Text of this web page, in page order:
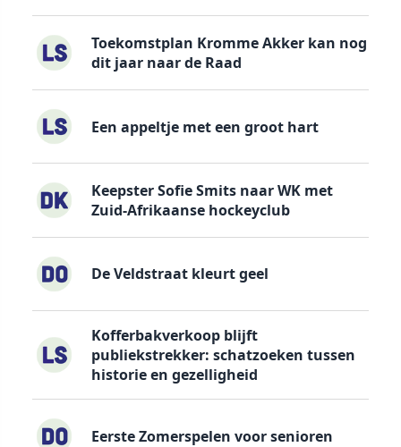
Toekomstplan Kromme Akker kan nog
dit jaar naar de Raad
Een appeltje met een groot hart
Keepster Sofie Smits naar WK met
Zuid-Afrikaanse hockeyclub
De Veldstraat kleurt geel
Kofferbakverkoop blijft
publiekstrekker: schatzoeken tussen
historie en gezelligheid
Eerste Zomerspelen voor senioren